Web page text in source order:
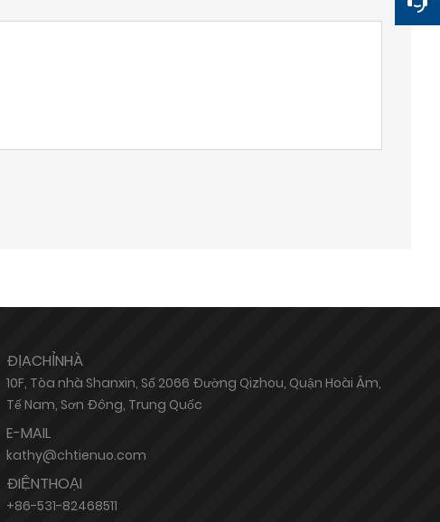
ĐỊACHỈNHÀ
10F, Tòa nhà Shanxin, Số 2066 Đường Qizhou, Quận Hoài Âm,
Tế Nam, Sơn Đông, Trung Quốc
E-MAIL
kathy@chtienuo.com
ĐIỆNTHOẠI
+86-531-82468511